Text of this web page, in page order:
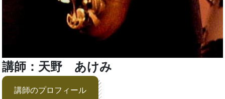
講師：天野 あけみ
講師のプロフィール